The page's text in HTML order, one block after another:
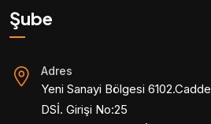
Şube
Adres
Yeni Sanayi Bölgesi 6102.Cadde
DSİ. Girişi No:25